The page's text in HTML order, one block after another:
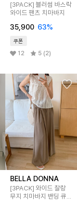
[3PACK] 블러썸 바스락
와이드 팬츠 치마바지
35,900 63%
쿠폰
12 5 (2)
BELLA DONNA
[3PACK] 와이드 찰랑
무지 치마바지 밴딩 큐롯